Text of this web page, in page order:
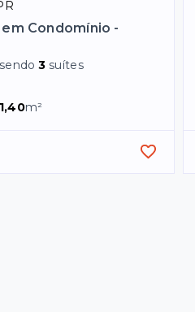
Condomínio -
3 suítes
m²